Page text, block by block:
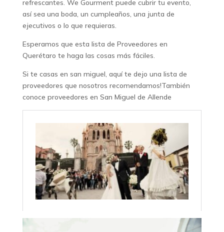
refrescantes. We Gourment puede cubrir tu evento,
así sea una boda, un cumpleaños, una junta de
ejecutivos o lo que requieras.
Esperamos que esta lista de Proveedores en
Querétaro te haga las cosas más fáciles.
Si te casas en san miguel, aquí te dejo una lista de
proveedores que nosotros recomendamos!También
conoce proveedores en San Miguel de Allende